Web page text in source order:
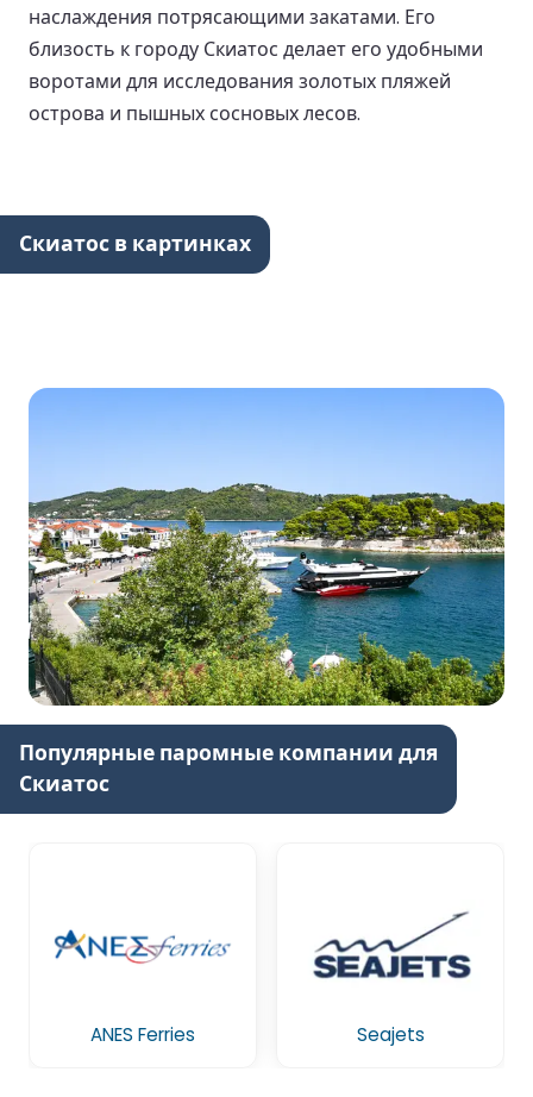
наслаждения потрясающими закатами. Его
близость к городу Скиатос делает его удобными
воротами для исследования золотых пляжей
острова и пышных сосновых лесов.
Скиатос в картинках
Популярные паромные компании для
Скиатос
ANES Ferries Seajets